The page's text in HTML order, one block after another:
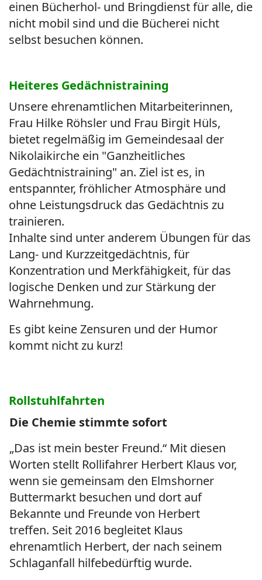
einen Bücherhol- und Bringdienst für alle, die
nicht mobil sind und die Bücherei nicht
selbst besuchen können.
Heiteres Gedächnistraining
Unsere ehrenamtlichen Mitarbeiterinnen,
Frau Hilke Röhsler und Frau Birgit Hüls,
bietet regelmäßig im Gemeindesaal der
Nikolaikirche ein "Ganzheitliches
Gedächtnistraining" an. Ziel ist es, in
entspannter, fröhlicher Atmosphäre und
ohne Leistungsdruck das Gedächtnis zu
trainieren.
Inhalte sind unter anderem Übungen für das
Lang- und Kurzzeitgedächtnis, für
Konzentration und Merkfähigkeit, für das
logische Denken und zur Stärkung der
Wahrnehmung.
Es gibt keine Zensuren und der Humor
kommt nicht zu kurz!
Rollstuhlfahrten
Die Chemie stimmte sofort
„Das ist mein bester Freund.“ Mit diesen
Worten stellt Rollifahrer Herbert Klaus vor,
wenn sie gemeinsam den Elmshorner
Buttermarkt besuchen und dort auf
Bekannte und Freunde von Herbert
treffen. Seit 2016 begleitet Klaus
ehrenamtlich Herbert, der nach seinem
Schlaganfall hilfebedürftig wurde.